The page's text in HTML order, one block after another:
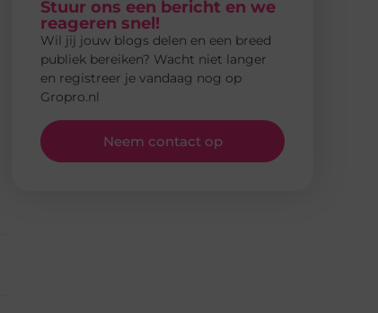
Stuur ons een bericht en we
reageren snel!
Wil jij jouw blogs delen en een breed
publiek bereiken? Wacht niet langer
en registreer je vandaag nog op
Gropro.nl
Neem contact op